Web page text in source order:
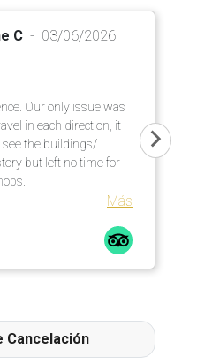
C 03/06/2026
Our only issue was
in each direction, it
see the buildings/
but left no time for
Más
Cancelación